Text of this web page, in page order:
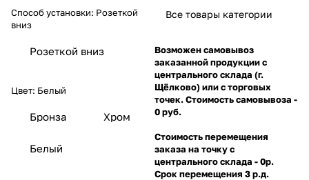
Способ установки: Розеткой
вниз
Розеткой вниз
Цвет: Белый
Бронза Хром
Белый
Все товары категории
Возможен самовывоз
заказанной продукции с
центрального склада (г.
Щёлково) или с торговых
точек. Стоимость самовывоза -
0 руб.
Стоимость перемещения
заказа на точку с
центрального склада - 0р.
Срок перемещения 3 р.д.